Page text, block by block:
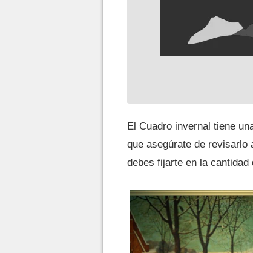
El Cuadro invernal tiene
que asegúrate de revisarlo
debes fijarte en la